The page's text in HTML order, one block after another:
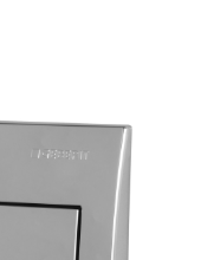
خدمات پس از فروش
درباره ما
تماس با ما